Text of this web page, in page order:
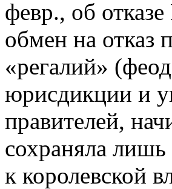
февр., об
обмен на отказ
«регалий»
юрисдикции и
правителей,
сохраняла
к королевской